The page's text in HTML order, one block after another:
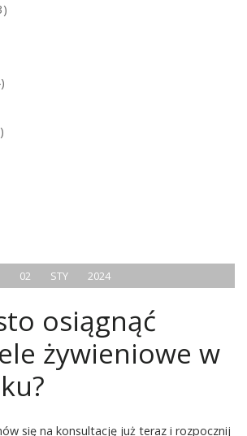
02 STY 2024
osiągnąć
żywieniowe w
się na konsultację już teraz i rozpocznij